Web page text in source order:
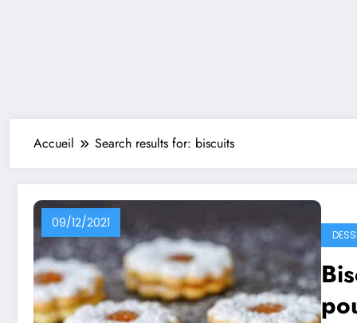
Accueil Search results for: biscuits
09/12/2021